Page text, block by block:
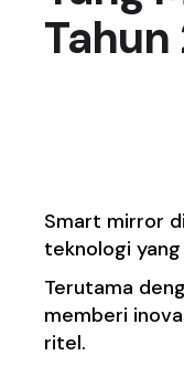
Smart mirror
teknologi
Terutama
memberi
ritel.